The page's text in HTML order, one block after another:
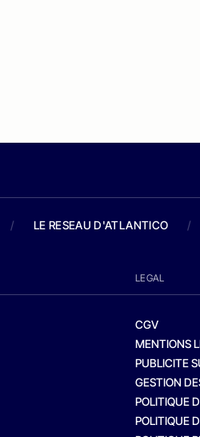
/ LE RESEAU D'ATLANTICO /
LEGAL
CGV
MENTIONS
PUBLICITE
GESTION
POLITIQUE
POLITIQUE